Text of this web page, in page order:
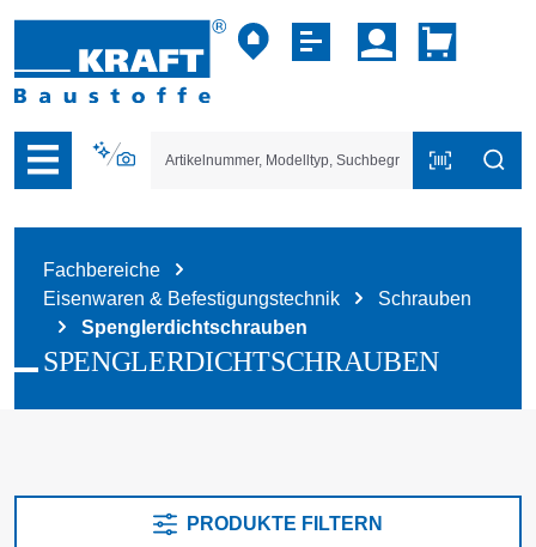
der B2B-Plattform springen
Fachbereiche
Eisenwaren & Befestigungstechnik
Schrauben
Spenglerdichtschrauben
SPENGLERDICHTSCHRAUBEN
PRODUKTE FILTERN